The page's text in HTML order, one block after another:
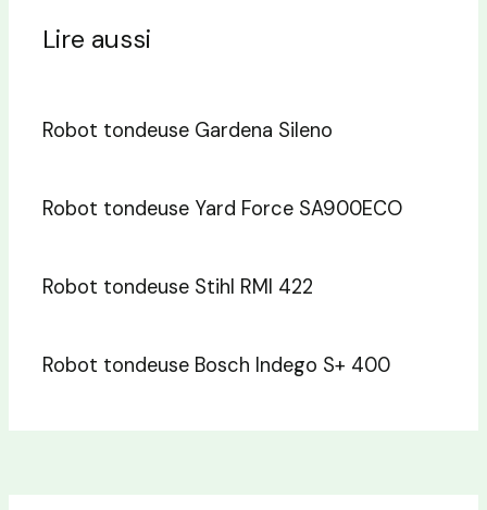
Lire aussi
Robot tondeuse Gardena Sileno
Robot tondeuse Yard Force SA900ECO
Robot tondeuse Stihl RMI 422
Robot tondeuse Bosch Indego S+ 400